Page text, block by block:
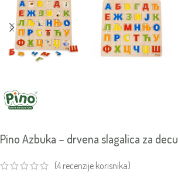
Pino Azbuka – drvena slagalica za decu
(4 recenzije korisnika)